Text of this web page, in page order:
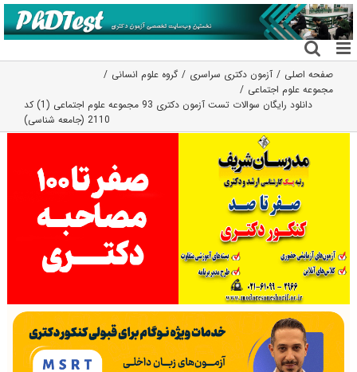
رفتن
به
محتوا
صفحه اصلی آزمون دکتری سراسری
گروه علوم انسانی
مجموعه علوم اجتماعی
دانلود رایگان سوالات تست آزمون دکتری 93 مجموعه علوم اجتماعی (1) کد
2110 (جامعه شناسی)